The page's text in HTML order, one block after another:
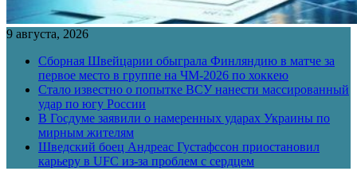
9 августа, 2026
Сборная Швейцарии обыграла Финляндию в матче за
первое место в группе на ЧМ-2026 по хоккею
Стало известно о попытке ВСУ нанести массированный
удар по югу России
В Госдуме заявили о намеренных ударах Украины по
мирным жителям
Шведский боец Андреас Густафссон приостановил
карьеру в UFC из-за проблем с сердцем